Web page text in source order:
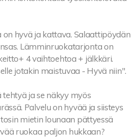
hyvä ja kattava. Salaattipöydän
Lämminruokatarjonta on
4 vaihtoehtoa + jälkkäri.
jotakin maistuvaa - Hyvä niin".
ja se näkyy myös
Palvelu on hyvää ja siisteys
mietin lounaan pättyessä
ruokaa paljon hukkaan?